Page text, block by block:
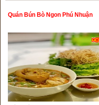
Quán Bún Bò Ngon Phú Nhuận